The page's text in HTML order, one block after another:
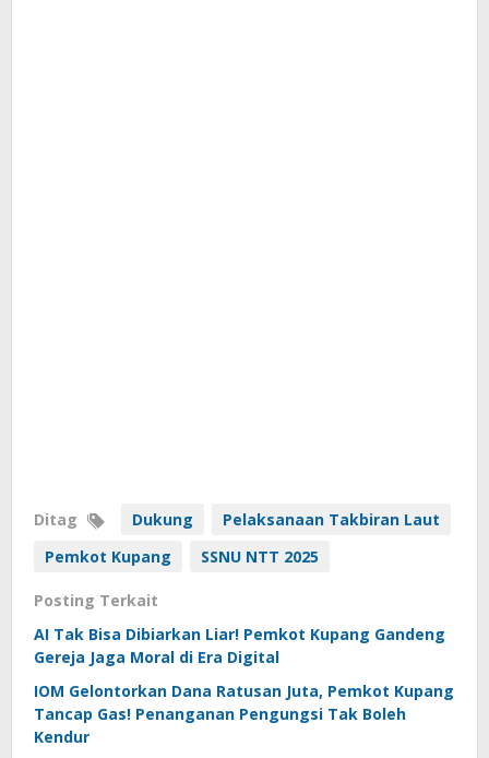
Ditag Dukung
Pelaksanaan Takbiran Laut
Pemkot Kupang
SSNU NTT 2025
Posting Terkait
AI Tak Bisa Dibiarkan Liar! Pemkot Kupang Gandeng
Gereja Jaga Moral di Era Digital
IOM Gelontorkan Dana Ratusan Juta, Pemkot Kupang
Tancap Gas! Penanganan Pengungsi Tak Boleh
Kendur